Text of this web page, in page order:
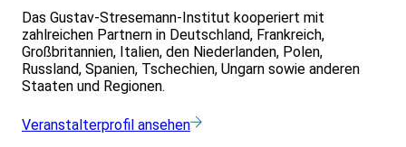
Das Gustav-Stresemann-Institut kooperiert mit
zahlreichen Partnern in Deutschland, Frankreich,
Großbritannien, Italien, den Niederlanden, Polen,
Russland, Spanien, Tschechien, Ungarn sowie anderen
Staaten und Regionen.
Veranstalterprofil ansehen